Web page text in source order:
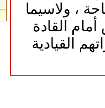
، ولاسيما
القادة
القيادية